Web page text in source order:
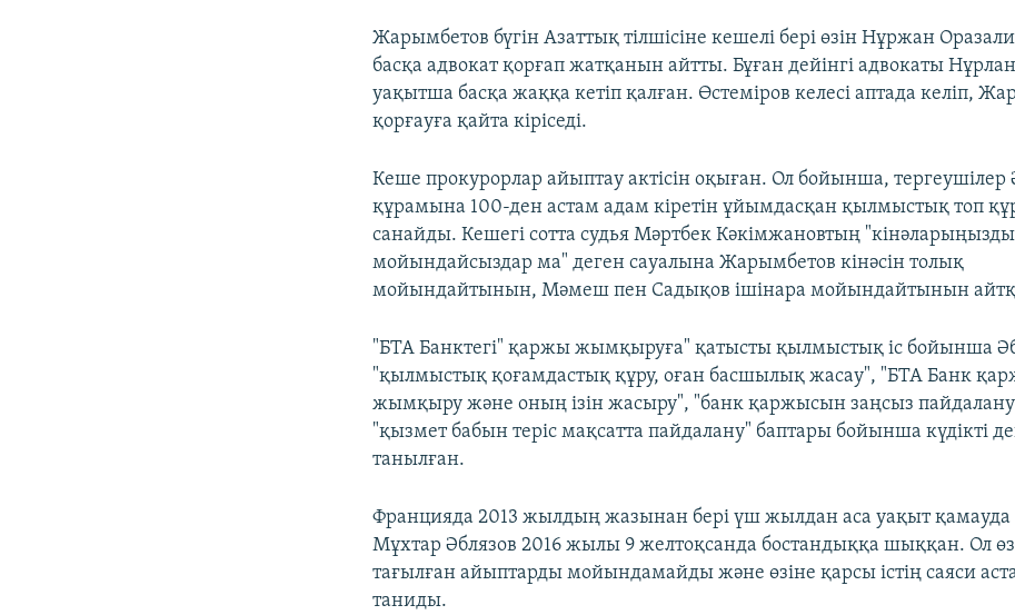
Жарымбетов бүгін Азаттық тілшісіне кешелі бері өзін Нұржан
басқа адвокат қорғап жатқанын айтты. Бұған дейінгі адвокаты
уақытша басқа жаққа кетіп қалған. Өстеміров келесі аптада келіп,
қорғауға қайта кіріседі.
Кеше прокурорлар айыптау актісін оқыған. Ол бойынша, тергеушілер
құрамына 100-ден астам адам кіретін ұйымдасқан қылмыстық топ
санайды. Кешегі сотта судья Мәртбек Кәкімжановтың "кінәларыңызды
мойындайсыздар ма" деген сауалына Жарымбетов кінәсін толық
мойындайтынын, Мәмеш пен Садықов ішінара мойындайтынын
"БТА Банктегі" қаржы жымқыруға" қатысты қылмыстық іс бойынша
"қылмыстық қоғамдастық құру, оған басшылық жасау", "БТА Банк
жымқыру және оның ізін жасыру", "банк қаржысын заңсыз
"қызмет бабын теріс мақсатта пайдалану" баптары бойынша күдікті
танылған.
Францияда 2013 жылдың жазынан бері үш жылдан аса уақыт қамауда
Мұхтар Әблязов 2016 жылы 9 желтоқсанда бостандыққа шыққан. Ол
тағылған айыптарды мойындамайды және өзіне қарсы істің саяси
таниды.